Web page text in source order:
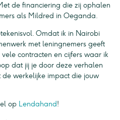
de financiering die zij ophalen
als Mildred in Oeganda.
Omdat ik in Nairobi
met leningnemers geeft
contracten en cijfers waar ik
dat jij je door deze verhalen
werkelijke impact die jouw
op Lendahand!